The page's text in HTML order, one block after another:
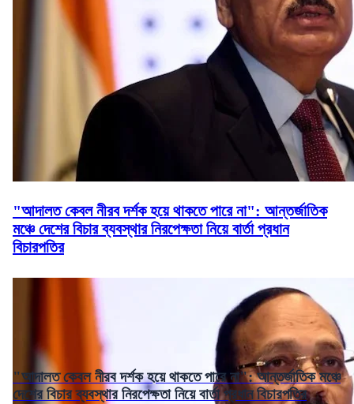
"আদালত কেবল নীরব দর্শক হয়ে থাকতে পারে না": আন্তর্জাতিক
মঞ্চে দেশের বিচার ব্যবস্থার নিরপেক্ষতা নিয়ে বার্তা প্রধান
বিচারপতির
"আদালত কেবল নীরব দর্শক হয়ে থাকতে পারে না": আন্তর্জাতিক মঞ্চে
দেশের বিচার ব্যবস্থার নিরপেক্ষতা নিয়ে বার্তা প্রধান বিচারপতির